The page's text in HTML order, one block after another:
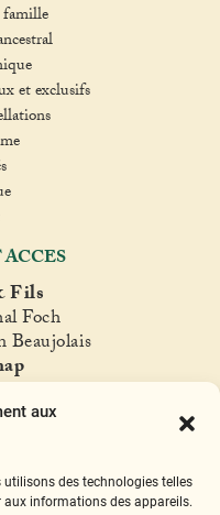
aux
utilisons des technologies telles
informations des appareils.
et exclusifs
Fils
Foch
Beaujolais
47 60